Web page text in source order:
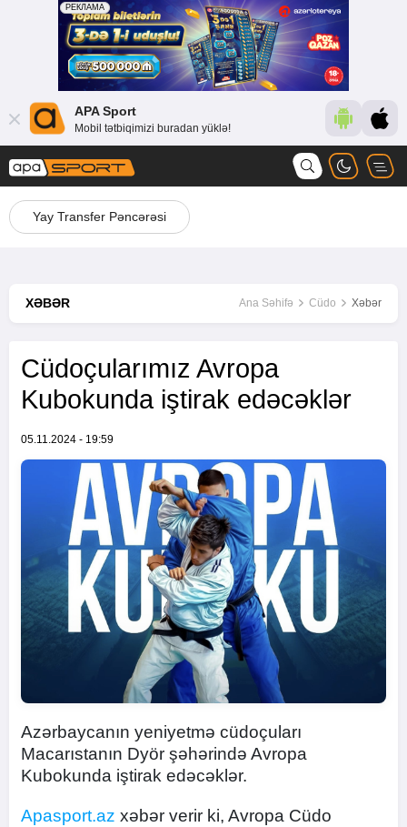
APA Sport
Mobil tətbiqimizi buradan yüklə!
Yay Transfer Pəncərəsi
XƏBƏR Ana Səhifə Cüdo Xəbər
Cüdoçularımız Avropa
Kubokunda iştirak edəcəklər
05.11.2024 - 19:59
Azərbaycanın yeniyetmə cüdoçuları
Macarıstanın Dyör şəhərində Avropa
Kubokunda iştirak edəcəklər.
Apasport.az xəbər verir ki, Avropa Cüdo